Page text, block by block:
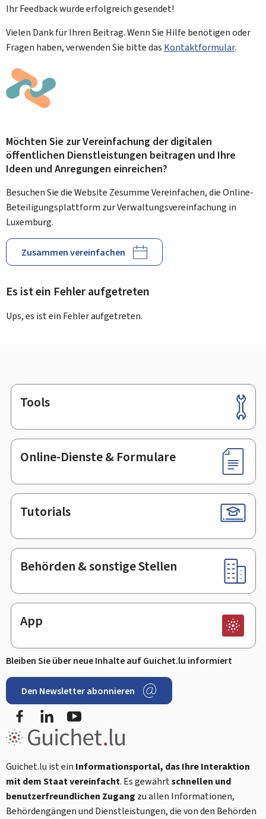
Ihr Feedback wurdeerfolgreichgesendet!
Vielen Dank für Ihren Beitrag. Wenn Sie Hilfe benötigen oder
Fragen haben, verwenden Sie bitte das Kontaktformular.
Möchten Sie zur Vereinfachung der digitalen
öffentlichen Dienstleistungen beitragen und Ihre
Ideen und Anregungen einreichen?
Besuchen Sie die Website Zesumme Vereinfachen, die Online-
Beteiligungsplattform zur Verwaltungsvereinfachung in
Luxemburg.
Zusammen vereinfachen
Es ist ein Fehler aufgetreten
Ups, es ist ein Fehler aufgetreten.
Footer
Tools
Online-Dienste & Formulare
Tutorials
Behörden & sonstige Stellen
App
Bleiben Sie über neue Inhalte auf Guichet.lu informiert
Den Newsletter abonnieren
FacebookLinkedIn
Guichet.lu ist ein Informationsportal, das Ihre Interaktion
mit dem Staat vereinfacht. Es gewährtschnellen und
benutzerfreundlichen Zugang zu allen Informationen,
Behördengängen und Dienstleistungen, die von den Behörden